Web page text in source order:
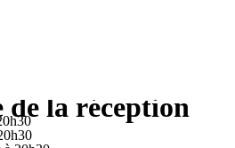
la réception